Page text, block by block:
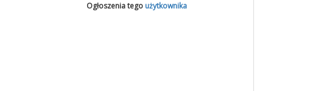
Ogłoszenia tego użytkownika